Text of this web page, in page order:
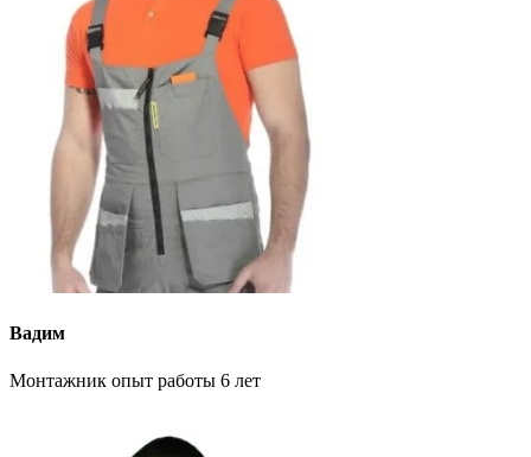
Вадим
Монтажник опыт работы 6 лет